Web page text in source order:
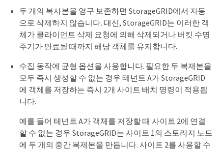
두 개의 복사본을 영구 보존하면 StorageGRID에서 자동
으로 삭제하지 않습니다. 대신, StorageGRID는 이러한 객
체가 클라이언트 삭제 요청에 의해 삭제되거나 버킷 수명
주기가 만료될 때까지 해당 객체를 유지합니다.
수집 동작에 균형 옵션을 사용합니다. 필요한 두 복제본을
모두 즉시 생성할 수 없는 경우 테넌트 A가 StorageGRID
에 객체를 저장하는 즉시 2개 사이트 배치 명령이 적용됩
니다.
예를 들어 테넌트 A가 객체를 저장할 때 사이트 2에 연결
할 수 없는 경우 StorageGRID는 사이트 1의 스토리지 노드
에 두 개의 중간 복제본을 만듭니다. 사이트 2를 사용할 수